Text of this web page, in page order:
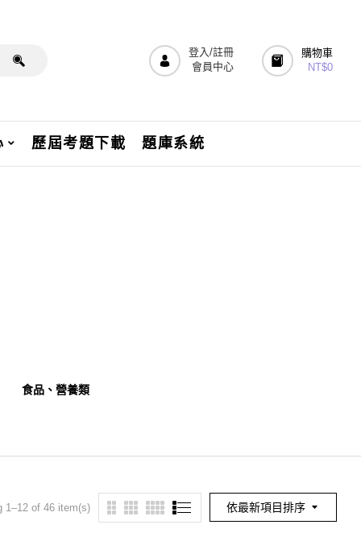
登入/註冊
會員中心
購物車
NT$0
歷屆考題下載 題庫系統
食品、營養類
依最新項目排序
1–12 of 46 item(s)